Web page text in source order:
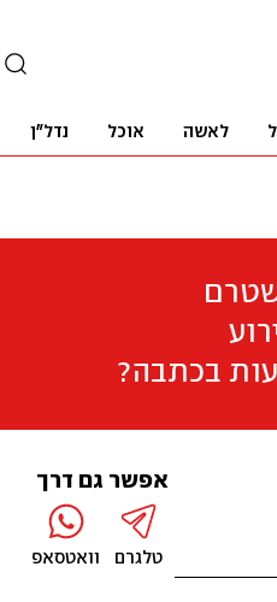
לאשה אוכל נדל"ן
בכתבה?
אפשר גם דרך
טלגרם וואטסאפ